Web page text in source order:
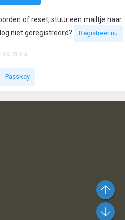
of reset, stuur een mailtje naar
niet geregistreerd?
Registreer nu
log in via
Passkey